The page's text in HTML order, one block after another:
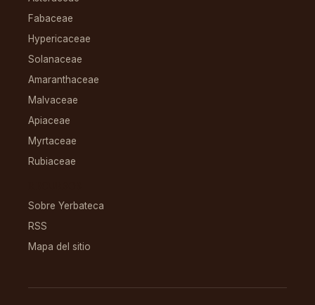
Fabaceae
Hypericaceae
Solanaceae
Amaranthaceae
Malvaceae
Apiaceae
Myrtaceae
Rubiaceae
Sobre Yerbateca
RSS
Mapa del sitio